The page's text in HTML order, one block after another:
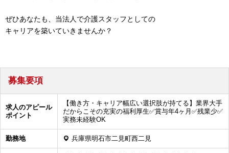
ぜひあなたも、当法人で介護スタッフとしての
キャリアを築いていきませんか？
募集要項
求人のアピール
ポイント
【働き方・キャリア幅広い選択肢が持てる】業界大手
だからこその充実の福利厚生✅️賞与年4ヶ月✅️残業少✅️
実務未経験OK
勤務地 兵庫県明石市二見町西二見